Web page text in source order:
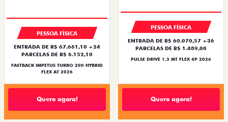
PESSOA FÍSICA
ENTRADA DE R$ 67.661,10 +24
PARCELAS DE R$ 6.152,10
FASTBACK IMPETUS TURBO 200 HYBRID
FLEX AT 2026
Quero agora!
PESSOA FÍSICA
ENTRADA DE R$ 60.070,57 +36
PARCELAS DE R$ 1.489,00
PULSE DRIVE 1.3 MT FLEX 4P 2026
Quero agora!